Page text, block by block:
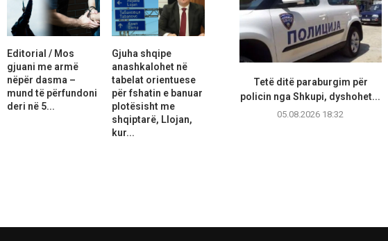
Tetë ditë paraburgim për
policin nga Shkupi, dyshohet...
05.08.2026 18:32
Editorial / Mos
gjuani me armë
nëpër dasma –
mund të përfundoni
deri në 5...
Gjuha shqipe
anashkalohet në
tabelat orientuese
për fshatin e banuar
plotësisht me
shqiptarë, Llojan,
kur...